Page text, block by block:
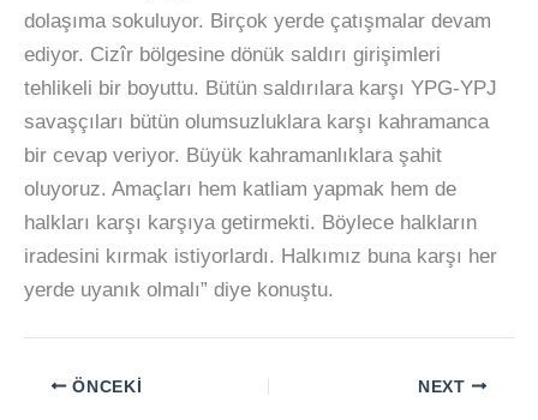
dolaşıma sokuluyor. Birçok yerde çatışmalar devam
ediyor. Cizîr bölgesine dönük saldırı girişimleri
tehlikeli bir boyuttu. Bütün saldırılara karşı YPG-YPJ
savaşçıları bütün olumsuzluklara karşı kahramanca
bir cevap veriyor. Büyük kahramanlıklara şahit
oluyoruz. Amaçları hem katliam yapmak hem de
halkları karşı karşıya getirmekti. Böylece halkların
iradesini kırmak istiyorlardı. Halkımız buna karşı her
yerde uyanık olmalı” diye konuştu.
ÖNCEKI NEXT